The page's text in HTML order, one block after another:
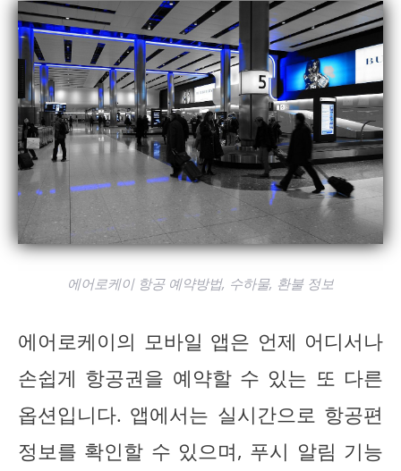
에어로케이 항공 예약방법, 수하물, 환불 정보
에어로케이의 모바일 앱은 언제 어디서나
손쉽게 항공권을 예약할 수 있는 또 다른
옵션입니다. 앱에서는 실시간으로 항공편
정보를 확인할 수 있으며, 푸시 알림 기능